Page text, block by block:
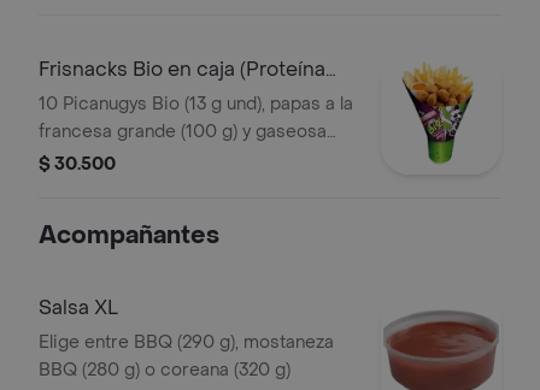
Frisnacks Bio en caja (Proteína
Vegetal)
10 Picanugys Bio (13 g und), papas a la
francesa grande (100 g) y gaseosa
(470 ml)
$ 30.500
Acompañantes
Salsa XL
Elige entre BBQ (290 g), mostaneza
BBQ (280 g) o coreana (320 g)